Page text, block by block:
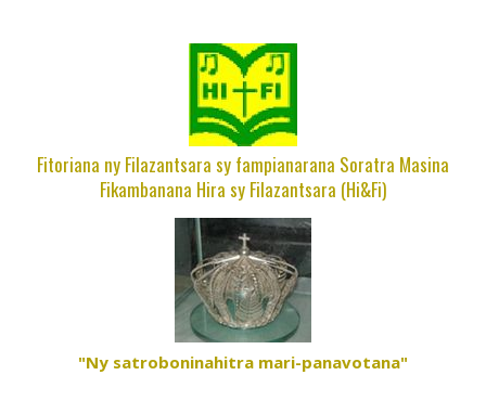
Fitoriana ny Filazantsara sy fampianarana Soratra Masina
Fikambanana Hira sy Filazantsara (Hi&Fi)
"Ny satroboninahitra mari-panavotana"